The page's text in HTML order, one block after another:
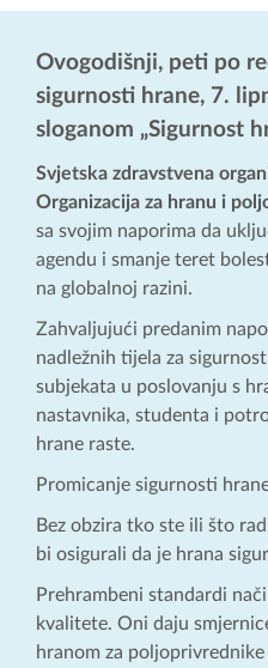
Ovogodišnji, peti po
sigurnosti hrane, 7.
sloganom „Sigurnost
Svjetska zdravstvena
Organizacija za hranu i
sa svojim naporima da
agendu i smanje teret
na globalnoj razini.
Zahvaljujući predanim
nadležnih tijela za
subjekata u poslovanju s
nastavnika, studenta i
hrane raste.
Promicanje sigurnosti
Bez obzira tko ste ili što
bi osigurali da je hrana
Prehrambeni standardi
kvalitete. Oni daju
hranom za